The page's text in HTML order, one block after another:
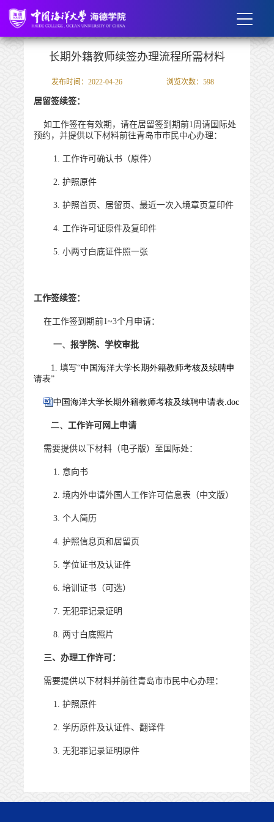
长期外籍教师续签办理流程所需材料
发布时间：2022-04-26 浏览次数： 598
居留签续签：
如工作签在有效期，请在居留签到期前1周请国际处
预约，并提供以下材料前往青岛市市民中心办理：
1. 工作许可确认书（原件）
2. 护照原件
3. 护照首页、居留页、最近一次入境章页复印件
4. 工作许可证原件及复印件
5. 小两寸白底证件照一张
工作签续签：
在工作签到期前1~3个月申请：
一、 报学院、学校审批
1. 填写“中国海洋大学长期外籍教师考核及续聘申
请表”
中国海洋大学长期外籍教师考核及续聘申请表.doc
二、 工作许可网上申请
需要提供以下材料（电子版）至国际处：
1. 意向书
2. 境内外申请外国人工作许可信息表（中文版）
3. 个人简历
4. 护照信息页和居留页
5. 学位证书及认证件
6. 培训证书（可选）
7. 无犯罪记录证明
8. 两寸白底照片
三、办理工作许可：
需要提供以下材料并前往青岛市市民中心办理 ：
1. 护照原件
2. 学历原件及认证件、翻译件
3. 无犯罪记录证明原件